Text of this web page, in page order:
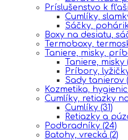
Príslušenstvo k
Cumlíky,
Sáčky,
Boxy na desiatu,
Termoboxy,
Taniere, misky,
Taniere, misky
Príbory,
Sady tanierov
Kozmetika,
Cumlíky, retiazky
Cumlíky (31)
Retiazky a
Podbradníky (24)
Batohy, vrecká (2)